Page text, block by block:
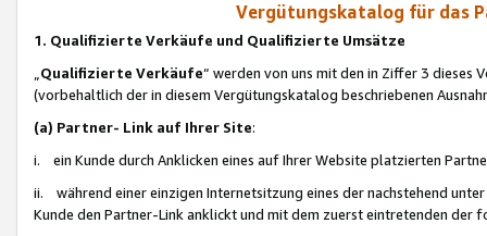
Vergütungskatalog für das
1. Qualifizierte Verkäufe und Qualifizierte Umsätze
Qualifizierte Verkäufe“ werden von uns mit den in Ziffer 3
(vorbehaltlich der in diesem Vergütungskatalog beschriebenen
(a) Partner- Link auf Ihrer Site:
i. ein Kunde durch Anklicken eines auf Ihrer Website platzierten
ii. während einer einzigen Internetsitzung eines der nachstehend
Kunde den Partner-Link anklickt und mit dem zuerst eintretenden der